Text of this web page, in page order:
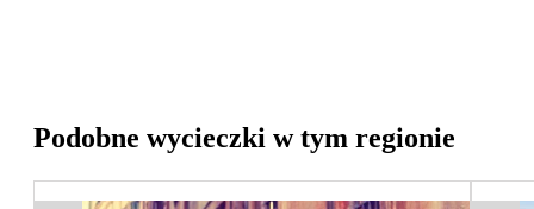
Podobne wycieczki w tym regionie